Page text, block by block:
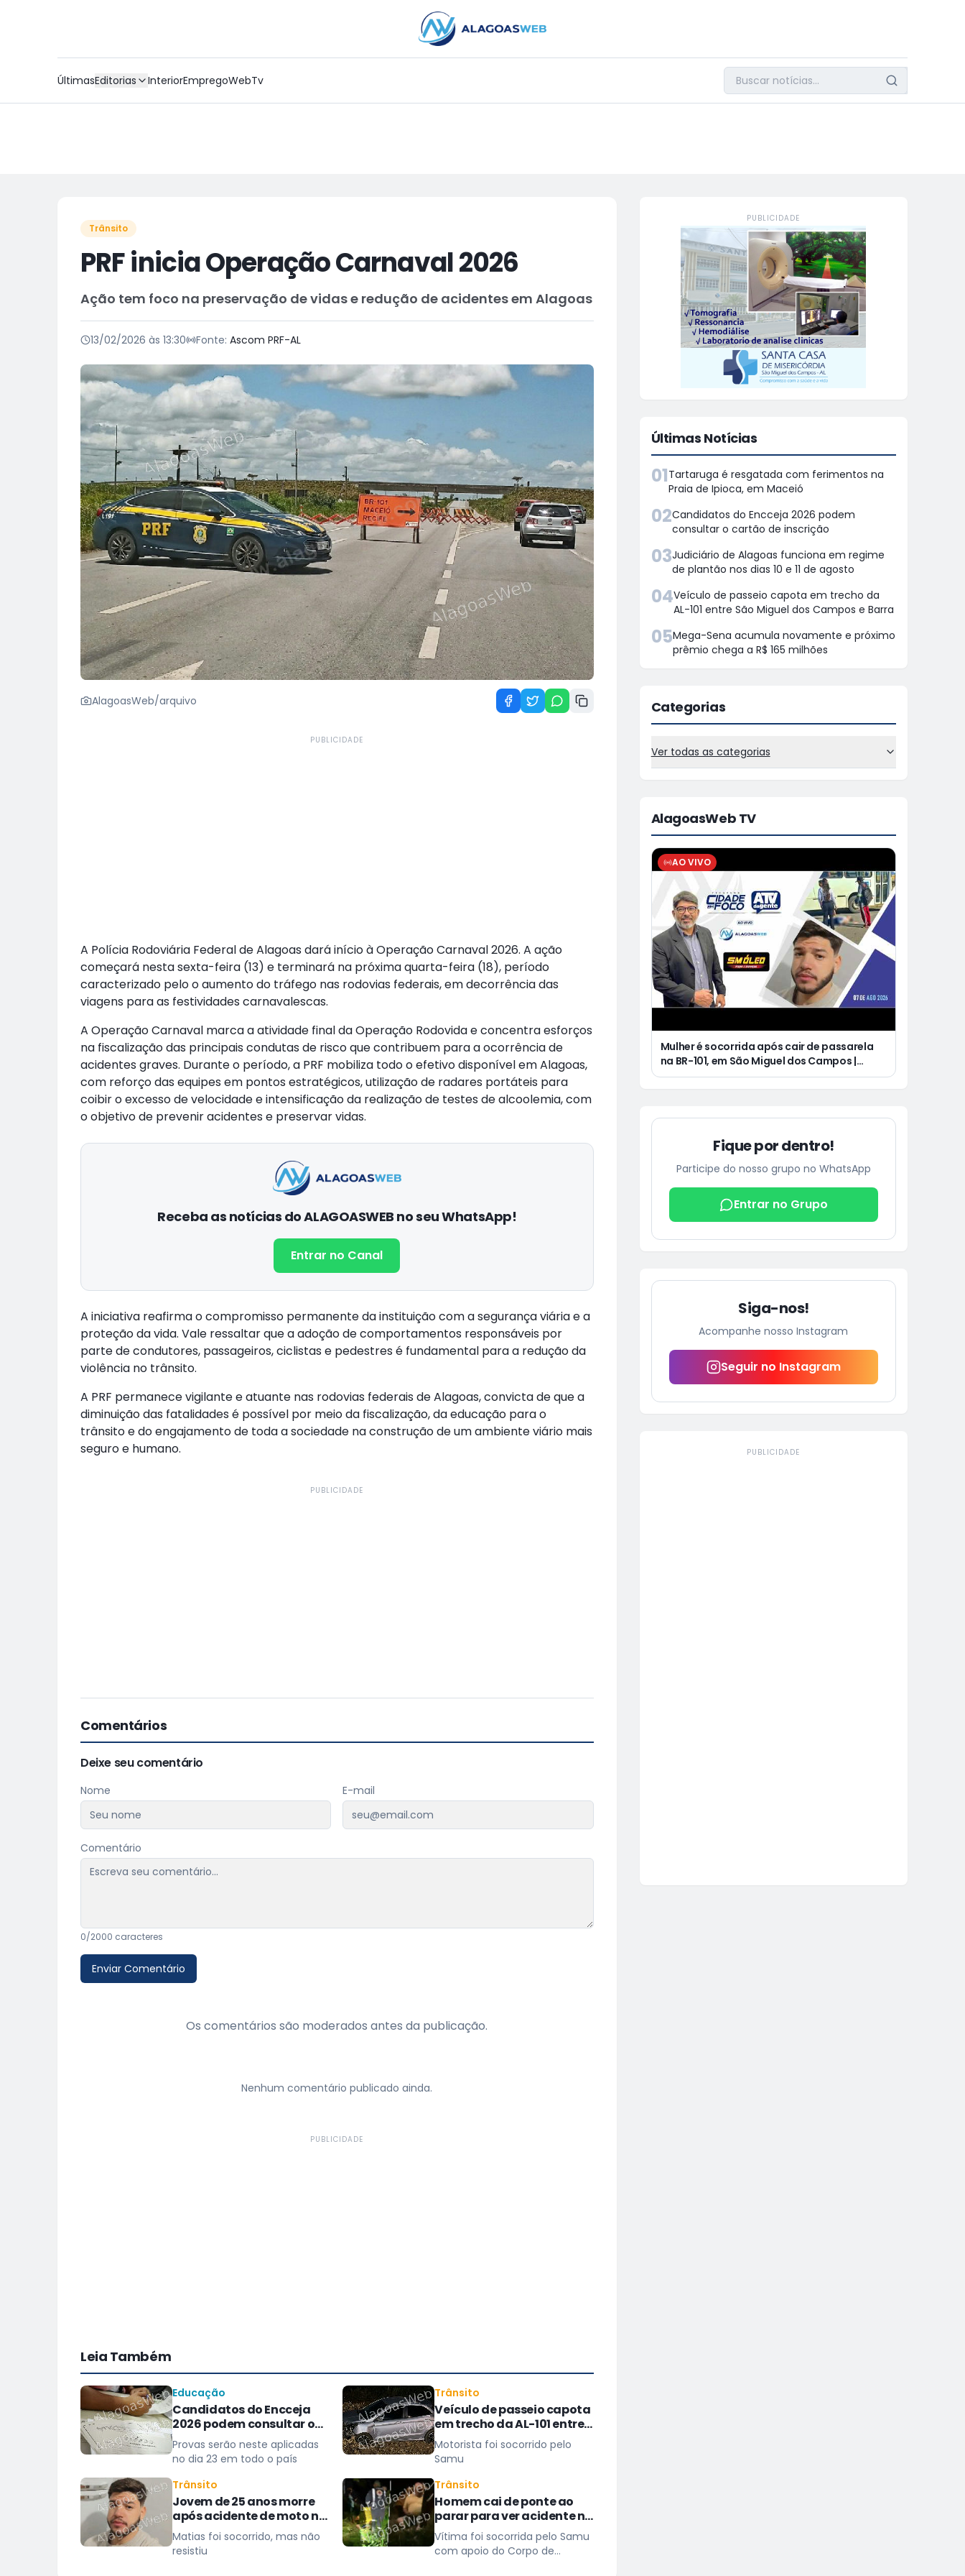
ÚltimasEditorias InteriorEmpregoWebTv
PUBLICIDADE
Trânsito
PRF inicia Operação Carnaval 2026
Ação tem foco na preservação de vidas e redução de acidentes em Alagoas
13/02/2026 às 13:30 Fonte: Ascom PRF-AL
AlagoasWeb/arquivo
PUBLICIDADE
A Polícia Rodoviária Federal de Alagoas dará início à Operação Carnaval 2026. A ação
começará nesta sexta-feira (13) e terminará na próxima quarta-feira (18), período
caracterizado pelo o aumento do tráfego nas rodovias federais, em decorrência das
viagens para as festividades carnavalescas.
A Operação Carnaval marca a atividade final da Operação Rodovida e concentra esforços
na fiscalização das principais condutas de risco que contribuem para a ocorrência de
acidentes graves. Durante o período, a PRF mobiliza todo o efetivo disponível em Alagoas,
com reforço das equipes em pontos estratégicos, utilização de radares portáteis para
coibir o excesso de velocidade e intensificação da realização de testes de alcoolemia, com
o objetivo de prevenir acidentes e preservar vidas.
Receba as notícias do ALAGOASWEB no seu WhatsApp!
Entrar no Canal
A iniciativa reafirma o compromisso permanente da instituição com a segurança viária e a
proteção da vida. Vale ressaltar que a adoção de comportamentos responsáveis por
parte de condutores, passageiros, ciclistas e pedestres é fundamental para a redução da
violência no trânsito.
A PRF permanece vigilante e atuante nas rodovias federais de Alagoas, convicta de que a
diminuição das fatalidades é possível por meio da fiscalização, da educação para o
trânsito e do engajamento de toda a sociedade na construção de um ambiente viário mais
seguro e humano.
PUBLICIDADE
Comentários
Deixe seu comentário
Nome E-mail
Comentário
0/2000 caracteres
Enviar Comentário
Os comentários são moderados antes da publicação.
Nenhum comentário publicado ainda.
PUBLICIDADE
Leia Também
Educação
Candidatos do Encceja
2026 podem consultar o
cartão de inscrição
Provas serão neste aplicadas
no dia 23 em todo o país
Trânsito
Veículo de passeio capota
em trecho da AL-101 entre
São Miguel dos Campos e
Barra
Motorista foi socorrido pelo
Samu
Trânsito
Jovem de 25 anos morre
após acidente de moto no
Distrito Luziápolis, em
Campo Alegre
Matias foi socorrido, mas não
resistiu
Trânsito
Homem cai de ponte ao
parar para ver acidente na
BR-101
Vítima foi socorrida pelo Samu
com apoio do Corpo de
PUBLICIDADE
Últimas Notícias
01Tartaruga é resgatada com ferimentos na
Praia de Ipioca, em Maceió
02Candidatos do Encceja 2026 podem
consultar o cartão de inscrição
03Judiciário de Alagoas funciona em regime
de plantão nos dias 10 e 11 de agosto
04Veículo de passeio capota em trecho da
AL-101 entre São Miguel dos Campos e Barra
05Mega-Sena acumula novamente e próximo
prêmio chega a R$ 165 milhões
Categorias
Ver todas as categorias
AlagoasWeb TV
AO VIVO
Mulher é socorrida após cair de passarela
na BR-101, em São Miguel dos Campos |
Jovem de 25 anos morre após acidente de
Fique por dentro!
Participe do nosso grupo no WhatsApp
Entrar no Grupo
Siga-nos!
Acompanhe nosso Instagram
Seguir no Instagram
PUBLICIDADE